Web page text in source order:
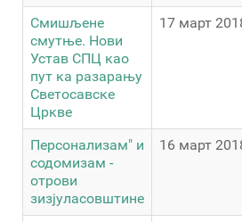
Смишљене
смутње. Нови
Устав СПЦ као
пут ка разарању
Светосавске
Цркве
17 март
Персонализам" и
содомизам -
отрови
зизјуласовштине
16 март